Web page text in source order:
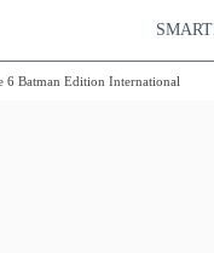
6 Batman Edition International